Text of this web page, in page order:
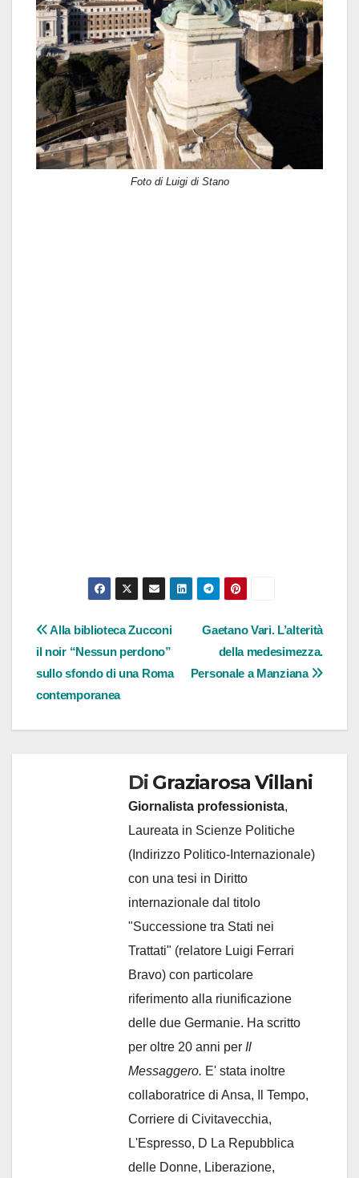
Foto di Luigi di Stano
Navigazione
articoli
Gaetano Vari. L’alterità
della medesimezza.
Personale a Manziana
Alla biblioteca Zucconi
il noir “Nessun perdono”
sullo sfondo di una Roma
contemporanea
Di Graziarosa Villani
Giornalista professionista,
Laureata in Scienze Politiche
(Indirizzo Politico-Internazionale)
con una tesi in Diritto
internazionale dal titolo
"Successione tra Stati nei
Trattati" (relatore Luigi Ferrari
Bravo) con particolare
riferimento alla riunificazione
delle due Germanie. Ha scritto
per oltre 20 anni per Il
Messaggero. E' stata inoltre
collaboratrice di Ansa, Il Tempo,
Corriere di Civitavecchia,
L'Espresso, D La Repubblica
delle Donne, Liberazione,